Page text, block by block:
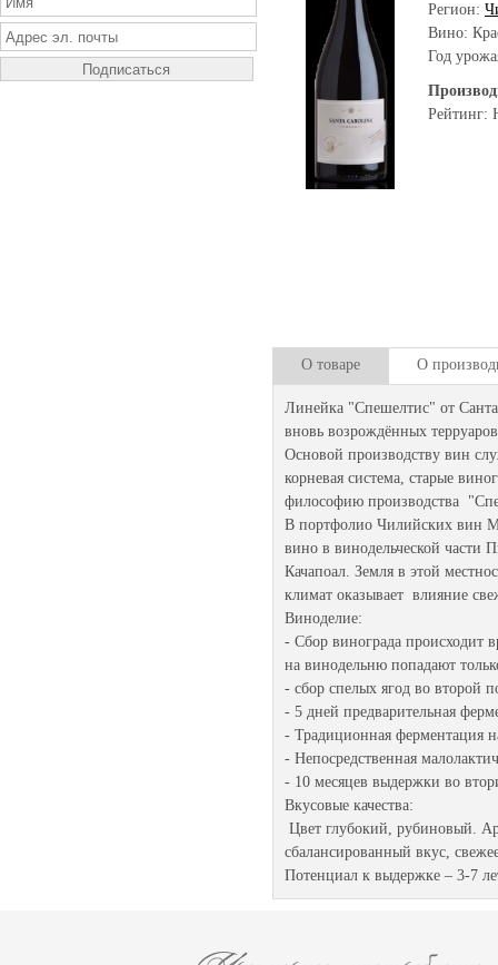
Регион:
Вино:
Год
Рейтинг:
О товаре О
Линейка "Спешелтис" от
вновь возрождённых
Основой производству вин
корневая система, старые
философию производства
В портфолио Чилийских вин
вино в винодельческой части
Качапоал. Земля в этой
климат оказывает влияние
Виноделие:
- Сбор винограда происходит
на винодельню попадают
- сбор спелых ягод во второй
- 5 дней предварительная
- Традиционная ферментация
- Непосредственная
- 10 месяцев выдержки во
Вкусовые качества:
Цвет глубокий, рубиновый.
сбалансированный вкус,
Потенциал к выдержке – 3-7